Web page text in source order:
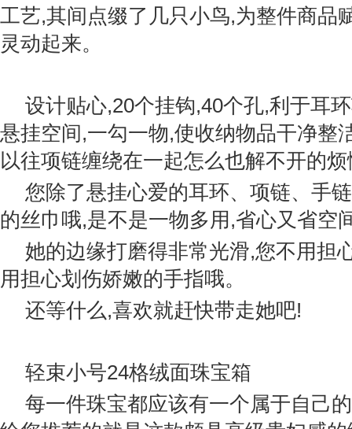
工艺,其间点缀了几只小鸟,为整件商品
灵动起来。
设计贴心,20个挂钩,40个孔,利于耳
悬挂空间,一勾一物,使收纳物品干净整
以往项链缠绕在一起怎么也解不开的
您除了悬挂心爱的耳环、项链、手
的丝巾哦,是不是一物多用,省心又省空
她的边缘打磨得非常光滑,您不用担
用担心划伤娇嫩的手指哦。
还等什么,喜欢就赶快带走她吧!
轻束小号24格绒面珠宝箱
每一件珠宝都应该有一个属于自己